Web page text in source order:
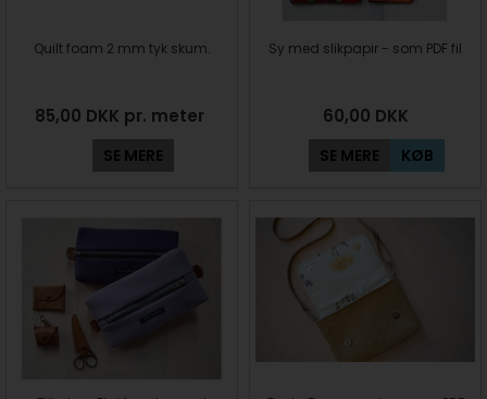
Quilt foam 2 mm tyk skum.
85,00 DKK pr. meter
SE MERE
Sy med slikpapir - som PDF fil
60,00 DKK
SE MERE KØB